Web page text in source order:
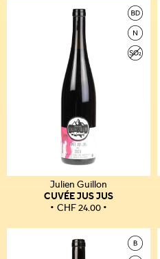
Julien Guillon
CUVÉE JUS JUS
CHF24.00